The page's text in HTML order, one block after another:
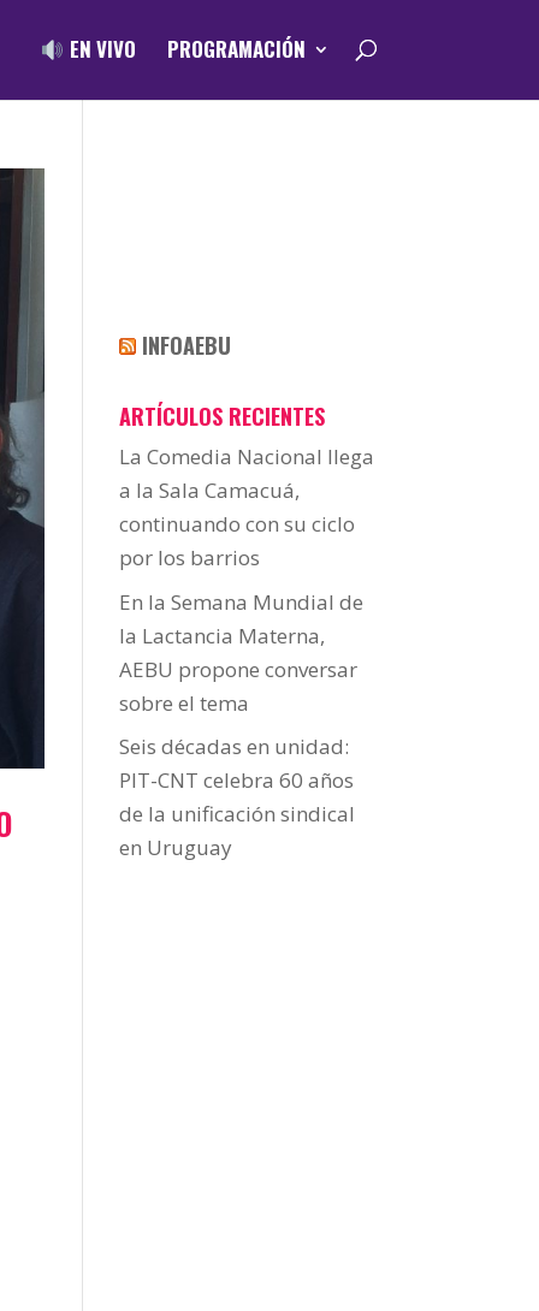
EN VIVO PROGRAMACIÓN
INFOAEBU
ARTÍCULOS RECIENTES
La Comedia Nacional llega
a la Sala Camacuá,
continuando con su ciclo
por los barrios
En la Semana Mundial de
la Lactancia Materna,
AEBU propone conversar
sobre el tema
Seis décadas en unidad:
PIT-CNT celebra 60 años
de la unificación sindical
en Uruguay